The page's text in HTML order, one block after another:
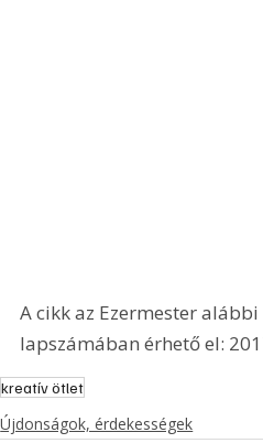
A cikk az Ezermester
lapszámában érhető el:
kreatív ötlet
Újdonságok, érdekességek